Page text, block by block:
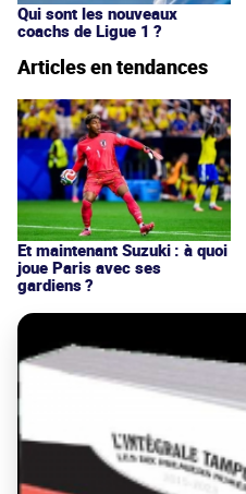
Qui sont les nouveaux
coachs de Ligue 1 ?
Articles en tendances
Et maintenant Suzuki : à quoi
joue Paris avec ses
gardiens ?